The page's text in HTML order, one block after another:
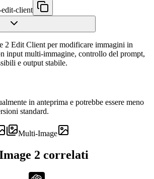
client
2 Edit Client per modificare immagini in
input multi-immagine, controllo del prompt,
e output stabile.
in anteprima e potrebbe essere meno
standard.
Multi-Image
2 correlati